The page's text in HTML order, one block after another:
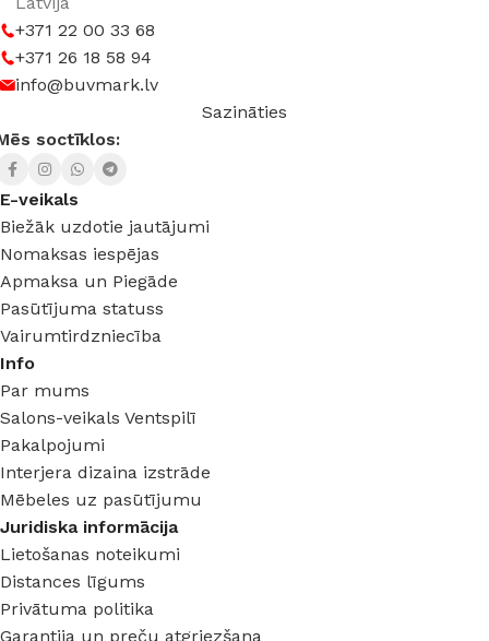
+371 22 00 33 68
+371 26 18 58 94
info@buvmark.lv
Sazināties
soctīklos:
E-veikals
Biežāk uzdotie jautājumi
Nomaksas iespējas
Apmaksa un Piegāde
Pasūtījuma statuss
Vairumtirdzniecība
Info
Par mums
Salons-veikals Ventspilī
Pakalpojumi
Interjera dizaina izstrāde
Mēbeles uz pasūtījumu
Juridiska informācija
Lietošanas noteikumi
Distances līgums
Privātuma politika
Garantija un preču atgriezšana